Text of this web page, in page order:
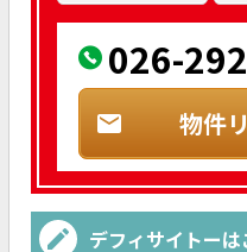
026-
物件
デフィサイトーは